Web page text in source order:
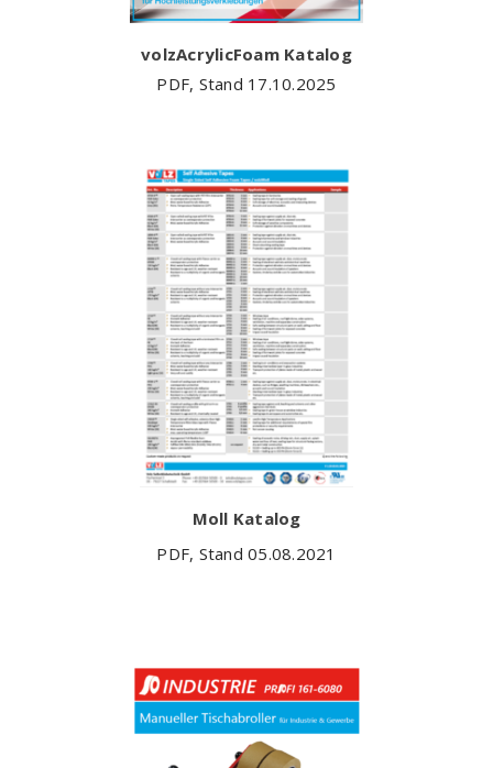
volzAcrylicFoam Katalog
PDF, Stand 17.10.2025
Moll Katalog
PDF, Stand 05.08.2021